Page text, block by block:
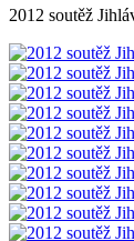
2012 soutěž